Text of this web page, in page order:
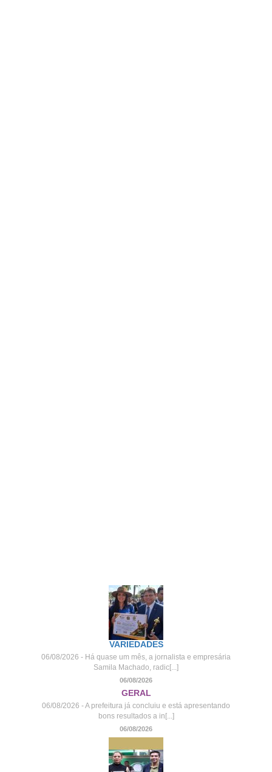
VARIEDADES
06/08/2026 - Há quase um mês, a jornalista e empresária
Samila Machado, radic[...]
06/08/2026
GERAL
06/08/2026 - A prefeitura já concluiu e está apresentando
bons resultados a in[...]
06/08/2026